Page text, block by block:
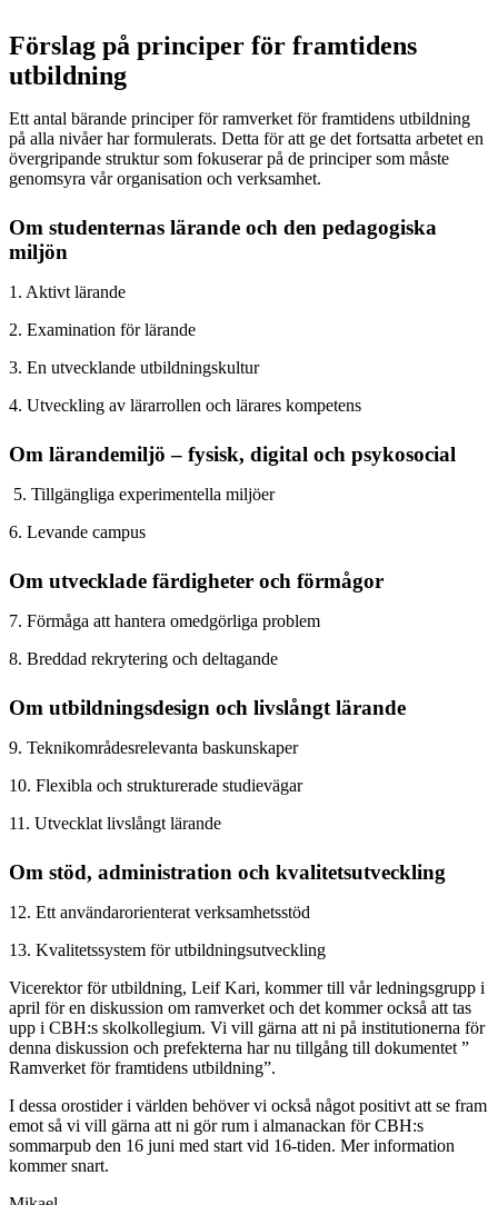
Förslag på principer för framtidens
utbildning
Ett antal bärande principer för ramverket för framtidens utbildning
på alla nivåer har formulerats. Detta för att ge det fortsatta arbetet en
övergripande struktur som fokuserar på de principer som måste
genomsyra vår organisation och verksamhet.
Om studenternas lärande och den pedagogiska
miljön
1. Aktivt lärande
2. Examination för lärande
3. En utvecklande utbildningskultur
4. Utveckling av lärarrollen och lärares kompetens
Om lärandemiljö – fysisk, digital och psykosocial
5. Tillgängliga experimentella miljöer
6. Levande campus
Om utvecklade färdigheter och förmågor
7. Förmåga att hantera omedgörliga problem
8. Breddad rekrytering och deltagande
Om utbildningsdesign och livslångt lärande
9. Teknikområdesrelevanta baskunskaper
10. Flexibla och strukturerade studievägar
11. Utvecklat livslångt lärande
Om stöd, administration och kvalitetsutveckling
12. Ett användarorienterat verksamhetsstöd
13. Kvalitetssystem för utbildningsutveckling
Vicerektor för utbildning, Leif Kari, kommer till vår ledningsgrupp i
april för en diskussion om ramverket och det kommer också att tas
upp i CBH:s skolkollegium. Vi vill gärna att ni på institutionerna för
denna diskussion och prefekterna har nu tillgång till dokumentet ”
Ramverket för framtidens utbildning”.
I dessa orostider i världen behöver vi också något positivt att se fram
emot så vi vill gärna att ni gör rum i almanackan för CBH:s
sommarpub den 16 juni med start vid 16-tiden. Mer information
kommer snart.